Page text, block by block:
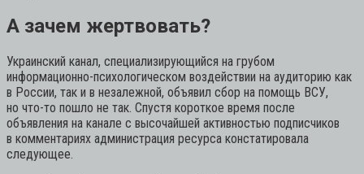
А зачем жертвовать?
Украинский канал, специализирующийся на грубом
информационно-психологическом воздействии на аудиторию как
в России, так и в незалежной, объявил сбор на помощь ВСУ,
но что-то пошло не так. Спустя короткое время после
объявления на канале с высочайшей активностью подписчиков
в комментариях администрация ресурса констатировала
следующее.